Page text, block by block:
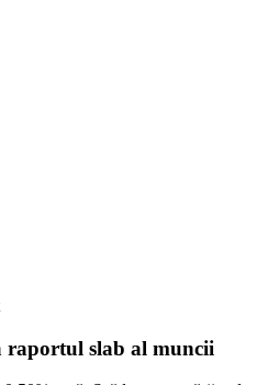
raportul slab al muncii